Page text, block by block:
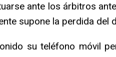
ante los árbitros
supone la perdida del
su teléfono móvil